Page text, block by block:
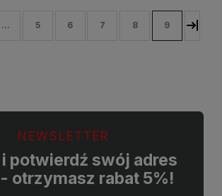
... 5 6 7 8 9
NEWSLETTER
potwierdź swój adres
otrzymasz rabat 5%!